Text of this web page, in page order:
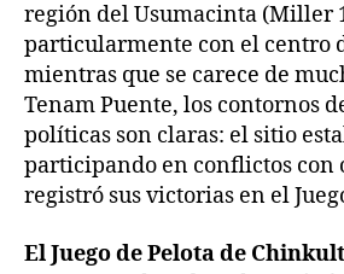
región del Usumacinta (Miller
particularmente con el centro
mientras que se carece de
Tenam Puente, los contornos
políticas son claras: el sitio
participando en conflictos con
registró sus victorias en el
El Juego de Pelota de